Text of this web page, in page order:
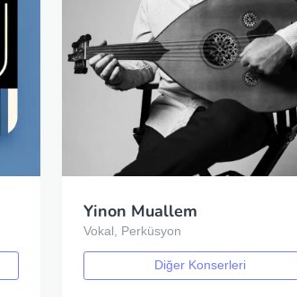
Yinon Muallem
Vokal, Perküsyon
Diğer Konserleri